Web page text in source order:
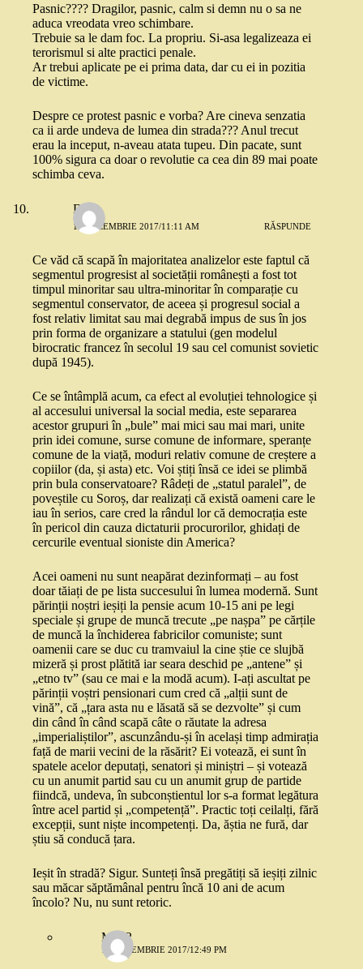
Pasnic???? Dragilor, pasnic, calm si demn nu o sa ne
aduca vreodata vreo schimbare.
Trebuie sa le dam foc. La propriu. Si-asa legalizeaza ei
terorismul si alte practici penale.
Ar trebui aplicate pe ei prima data, dar cu ei in pozitia
de victime.
Despre ce protest pasnic e vorba? Are cineva senzatia
ca ii arde undeva de lumea din strada??? Anul trecut
erau la inceput, n-aveau atata tupeu. Din pacate, sunt
100% sigura ca doar o revolutie ca cea din 89 mai poate
schimba ceva.
Dan
19 DECEMBRIE 2017/11:11 AM RĂSPUNDE
Ce văd că scapă în majoritatea analizelor este faptul că
segmentul progresist al societății românești a fost tot
timpul minoritar sau ultra-minoritar în comparație cu
segmentul conservator, de aceea și progresul social a
fost relativ limitat sau mai degrabă impus de sus în jos
prin forma de organizare a statului (gen modelul
birocratic francez în secolul 19 sau cel comunist sovietic
după 1945).
Ce se întâmplă acum, ca efect al evoluției tehnologice și
al accesului universal la social media, este separarea
acestor grupuri în „bule” mai mici sau mai mari, unite
prin idei comune, surse comune de informare, speranțe
comune de la viață, moduri relativ comune de creștere a
copiilor (da, și asta) etc. Voi știți însă ce idei se plimbă
prin bula conservatoare? Râdeți de „statul paralel”, de
poveștile cu Soroș, dar realizați că există oameni care le
iau în serios, care cred la rândul lor că democrația este
în pericol din cauza dictaturii procurorilor, ghidați de
cercurile eventual sioniste din America?
Acei oameni nu sunt neapărat dezinformați – au fost
doar tăiați de pe lista succesului în lumea modernă. Sunt
părinții noștri ieșiți la pensie acum 10-15 ani pe legi
speciale și grupe de muncă trecute „pe nașpa” pe cărțile
de muncă la închiderea fabricilor comuniste; sunt
oamenii care se duc cu tramvaiul la cine știe ce slujbă
mizeră și prost plătită iar seara deschid pe „antene” și
„etno tv” (sau ce mai e la modă acum). I-ați ascultat pe
părinții voștri pensionari cum cred că „alții sunt de
vină”, că „țara asta nu e lăsată să se dezvolte” și cum
din când în când scapă câte o răutate la adresa
„imperialiștilor”, ascunzându-și în același timp admirația
față de marii vecini de la răsărit? Ei votează, ei sunt în
spatele acelor deputați, senatori și miniștri – și votează
cu un anumit partid sau cu un anumit grup de partide
fiindcă, undeva, în subconștientul lor s-a format legătura
între acel partid și „competență”. Practic toți ceilalți, fără
excepții, sunt niște incompetenți. Da, ăștia ne fură, dar
știu să conducă țara.
Ieșit în stradă? Sigur. Sunteți însă pregătiți să ieșiți zilnic
sau măcar săptămânal pentru încă 10 ani de acum
încolo? Nu, nu sunt retoric.
Mira2
19 DECEMBRIE 2017/12:49 PM